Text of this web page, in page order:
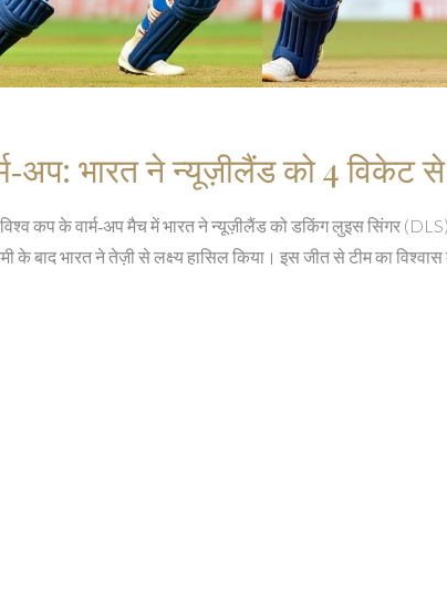
भारत ने न्यूज़ीलैंड को 4 विकेट से
कप के वार्म‑अप मैच में भारत ने न्यूज़ीलैंड को डकिंग लुइस सिंगर
के बाद भारत ने तेज़ी से लक्ष्य हासिल किया। इस जीत से टीम का